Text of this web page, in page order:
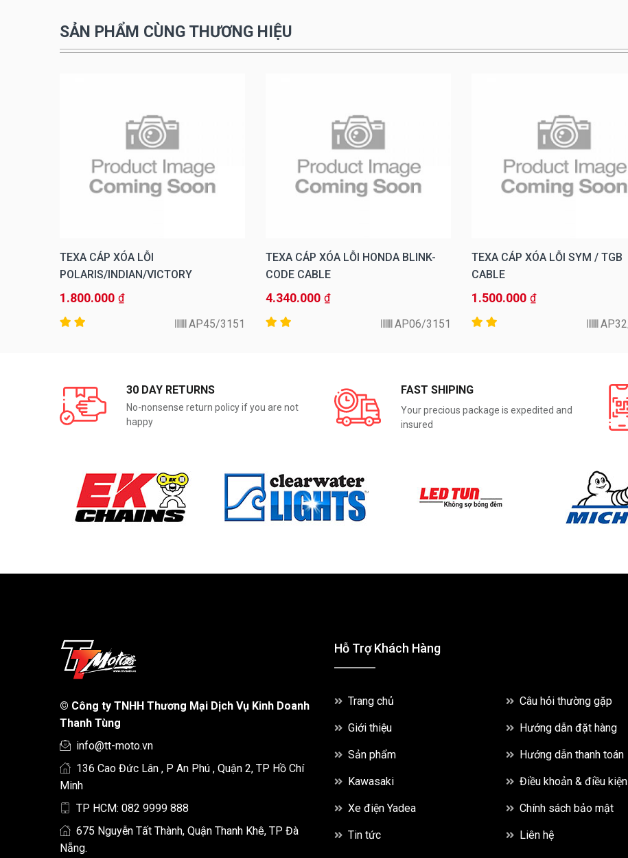
SẢN PHẨM CÙNG THƯƠNG HIỆU
TEXA CÁP XÓA LỖI SYM / TGB
CABLE
1.500.000 ₫
TEXA CÁP XÓA LỖI HONDA BLINK-
CODE CABLE
4.340.000 ₫
3151/AP06
TEXA CÁP XÓA LỖI
POLARIS/INDIAN/VICTORY
1.800.000 ₫
3151/AP45
30 DAY RETURNS
No-nonsense return policy if you are not
happy
FAST SHIPING
Your precious package is expedited and
insured
© Công ty TNHH Thương Mại Dịch Vụ Kinh Doanh
Thanh Tùng
info@tt-moto.vn
136 Cao Đức Lân , P An Phú , Quận 2, TP Hồ Chí
Minh
TP HCM: 082 9999 888
675 Nguyễn Tất Thành, Quận Thanh Khê, TP Đà
Nẵng.
Hỗ Trợ Khách Hàng
Trang chủ
Giới thiệu
Sản phẩm
Kawasaki
Xe điện Yadea
Tin tức
Câu hỏi thường gặp
Hướng dẫn đặt hàng
Hướng dẫn thanh toán
Điều khoản & điều kiện
Chính sách bảo mật
Liên hệ